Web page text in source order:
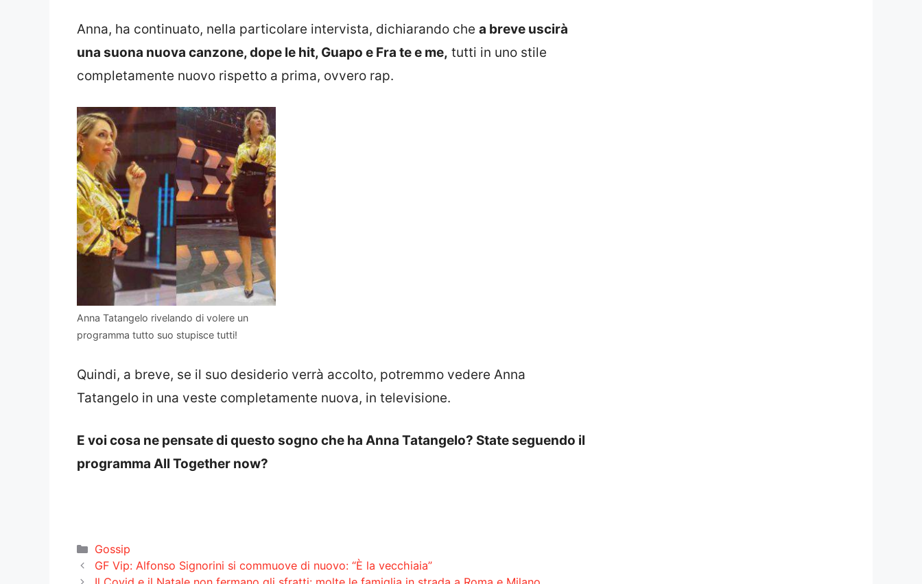
Anna, ha continuato, nella particolare intervista, dichiarando che a breve uscirà
una suona nuova canzone, dope le hit, Guapo e Fra te e me, tutti in uno stile
completamente nuovo rispetto a prima, ovvero rap.
Anna Tatangelo rivelando di volere un
programma tutto suo stupisce tutti!
Quindi, a breve, se il suo desiderio verrà accolto, potremmo vedere Anna
Tatangelo in una veste completamente nuova, in televisione.
E voi cosa ne pensate di questo sogno che ha Anna Tatangelo? State seguendo il
programma All Together now?
Categorie
Gossip
GF Vip: Alfonso Signorini si commuove di nuovo: “È la vecchiaia”